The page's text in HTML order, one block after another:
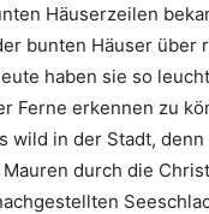
Häuserzeilen
bunten Häuser über
haben sie so
Ferne erkennen zu
wild in der Stadt,
durch die